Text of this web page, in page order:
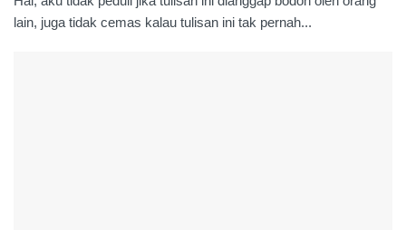
lain, juga tidak cemas kalau tulisan ini tak pernah...